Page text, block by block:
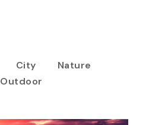
City
Nature
Outdoor